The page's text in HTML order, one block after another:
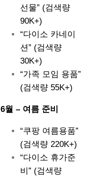
선물” (검색량
90K+)
“다이소 카네이
션” (검색량
30K+)
“가족 모임 용품”
(검색량 55K+)
6월 – 여름 준비
“쿠팡 여름용품”
(검색량 220K+)
“다이소 휴가준
비” (검색량